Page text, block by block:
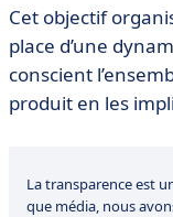
Cet objectif
place d’une
conscient
produit en les
La transparence est
que média, nous